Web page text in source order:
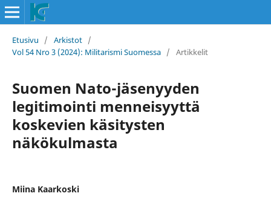
Etusivu / Arkistot /
Vol 54 Nro 3 (2024): Militarismi Suomessa / Artikkelit
Suomen Nato-jäsenyyden
legitimointi menneisyyttä
koskevien käsitysten
näkökulmasta
Miina Kaarkoski